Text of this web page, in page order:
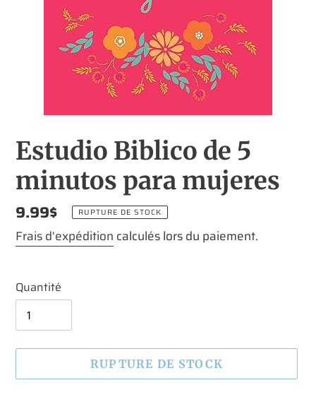
Estudio Biblico de 5
minutos para mujeres
Prix
normal
9.99$ RUPTURE DE STOCK
Frais d'expédition calculés lors du paiement.
Quantité
RUPTURE DE STOCK